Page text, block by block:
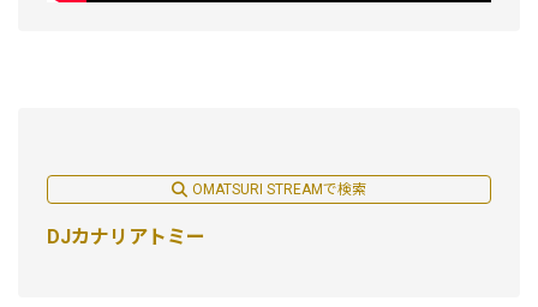
OMATSURI STREAMで検索
DJカナリアトミー